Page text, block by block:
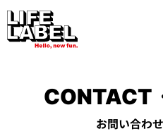
CONTACT
お問い合わ